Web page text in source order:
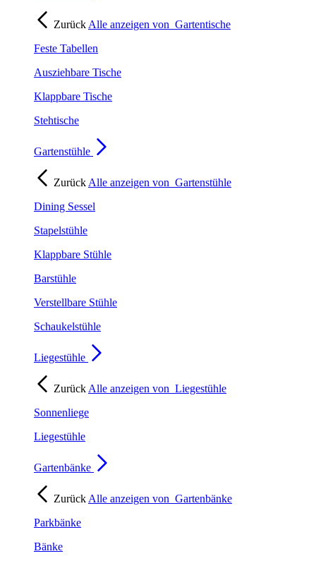
Zurück Alle anzeigen von Gartentische
Feste Tabellen
Ausziehbare Tische
Klappbare Tische
Stehtische
Gartenstühle
Zurück Alle anzeigen von Gartenstühle
Dining Sessel
Stapelstühle
Klappbare Stühle
Barstühle
Verstellbare Stühle
Schaukelstühle
Liegestühle
Zurück Alle anzeigen von Liegestühle
Sonnenliege
Liegestühle
Gartenbänke
Zurück Alle anzeigen von Gartenbänke
Parkbänke
Bänke